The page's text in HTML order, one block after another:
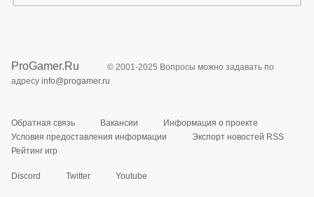
ProGamer.Ru
© 2001-2025 Вопросы можно задавать по
адресу info@progamer.ru
Обратная связь Вакансии
Информация о проекте
Условия предоставления информации
Экспорт новостей RSS
Рейтинг игр
Discord Twitter Youtube